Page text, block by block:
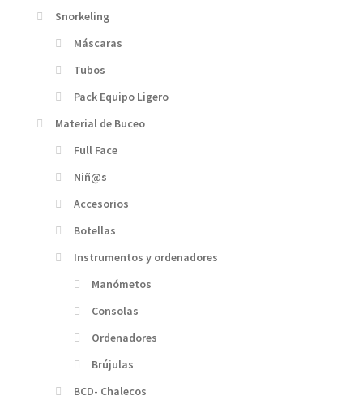
Snorkeling
Máscaras
Tubos
Pack Equipo Ligero
Material de Buceo
Full Face
Niñ@s
Accesorios
Botellas
Instrumentos y ordenadores
Manómetos
Consolas
Ordenadores
Brújulas
BCD- Chalecos